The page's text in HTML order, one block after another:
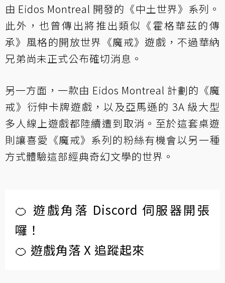
由 Eidos Montreal 開發的《中土世界》系列。
此外，也曾傳出將推出類似《霍格華茲的傳
承》風格的開放世界《魔戒》遊戲，不過華納
兄弟尚未正式公布確切消息。
另一方面，一款由 Eidos Montreal 計劃的《魔
戒》衍伸卡牌遊戲，以及亞馬遜的 3A 級大型
多人線上遊戲都陸續遭到取消。至於這套桌遊
則讓喜愛《魔戒》系列的粉絲有機會以另一種
方式體驗這部經典奇幻文學的世界。
🍊 遊戲角落 Discord 伺服器開張
囉！
🍊 遊戲角落 X 追蹤起來